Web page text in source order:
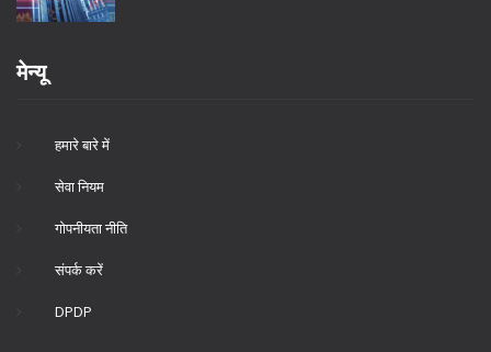
मेन्यू
हमारे बारे में
सेवा नियम
गोपनीयता नीति
संपर्क करें
DPDP